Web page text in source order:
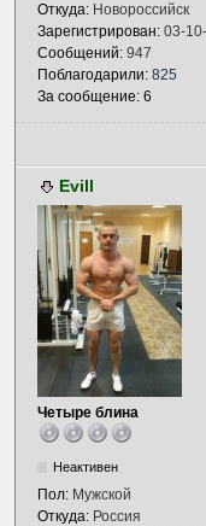
Откуда: Новороссийск
Зарегистрирован: 03-
Сообщений: 947
Поблагодарили: 825
За сообщение: 6
Evill
Четыре блина
Неактивен
Пол: Мужской
Откуда: Россия